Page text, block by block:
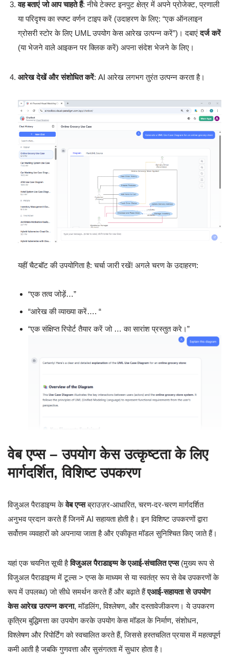
वह बताएं जो आप चाहते हैं: नीचे टेक्स्ट इनपुट क्षेत्र में अपने प्रोजेक्ट, प्रणाली
या परिदृश्य का स्पष्ट वर्णन टाइप करें (उदाहरण के लिए: “एक ऑनलाइन
ग्रोसरी स्टोर के लिए UML उपयोग केस आरेख उत्पन्न करें”)। दबाएंदर्ज करें
(या भेजने वाले आइकन पर क्लिक करें) अपना संदेश भेजने के लिए।
आरेख देखें और संशोधित करें: AI आरेख लगभग तुरंत उत्पन्न करता है।
यहीं चैटबॉट की उपयोगिता है: चर्चा जारी रखें! अगले चरण के उदाहरण:
“एक तत्व जोड़ें…”
“आरेख की व्याख्या करें…. “
“एक संक्षिप्त रिपोर्ट तैयार करें जो … का सारांश प्रस्तुत करे।”
वेब एप्स – उपयोग केस उत्कृष्टता के लिए
मार्गदर्शित, विशिष्ट उपकरण
विजुअल पैराडाइग्म केवेब एप्सब्राउज़र-आधारित, चरण-दर-चरण मार्गदर्शित
अनुभव प्रदान करते हैं जिनमें AI सहायता होती है। इन विशिष्ट उपकरणों द्वारा
सर्वोत्तम व्यवहारों को अपनाया जाता है और एकीकृत मॉडल सुनिश्चित किए जाते हैं।
यहां एक चयनित सूची हैविजुअल पैराडाइग्म के एआई-संचालित एप्स(मुख्य रूप से
विजुअल पैराडाइग्म में टूल्स > एप्स के माध्यम से या स्वतंत्र रूप से वेब उपकरणों के
रूप में उपलब्ध) जो सीधे समर्थन करते हैं और बढ़ाते हैंएआई-सहायता से उपयोग
केस आरेख उत्पन्न करना, मॉडलिंग, विश्लेषण, और दस्तावेजीकरण। ये उपकरण
कृत्रिम बुद्धिमत्ता का उपयोग करके उपयोग केस मॉडल के निर्माण, संशोधन,
विश्लेषण और रिपोर्टिंग को स्वचालित करते हैं, जिससे हस्तचलित प्रयास में महत्वपूर्ण
कमी आती है जबकि गुणवत्ता और सुसंगतता में सुधार होता है।